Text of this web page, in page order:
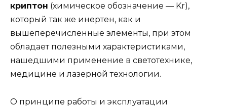
криптон (химическое обозначение — Kr),
который так же инертен, как и
вышеперечисленные элементы, при этом
обладает полезными характеристиками,
нашедшими применение в светотехнике,
медицине и лазерной технологии.
О принципе работы и эксплуатации